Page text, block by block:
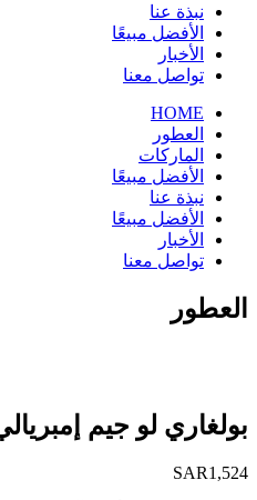
نبذة عنا
الأفضل مبيعًا
الأخبار
تواصل معنا
HOME
العطور
الماركات
الأفضل مبيعًا
نبذة عنا
الأفضل مبيعًا
الأخبار
تواصل معنا
العطور
بولغاري لو جيم
SAR1,524